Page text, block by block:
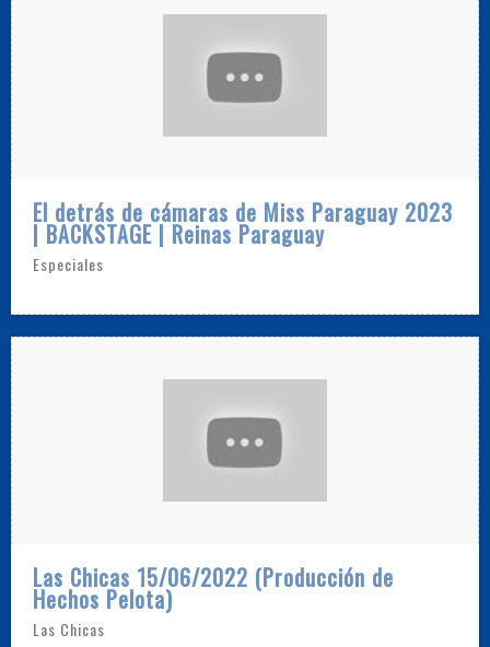
El detrás de cámaras de Miss Paraguay 2023
| BACKSTAGE | Reinas Paraguay
Especiales
Las Chicas 15/06/2022 (Producción de
Hechos Pelota)
Las Chicas